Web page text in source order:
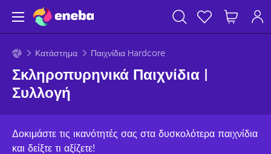
Κατάστημα Παιχνίδια Hardcore
Σκληροπυρηνικά Παιχνίδια |
Συλλογή
Δοκιμάστε τις ικανότητές σας στα δυσκολότερα παιχνίδια
και δείξτε τι αξίζετε!